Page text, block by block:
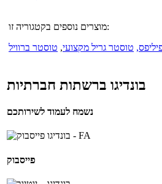
מוצרים נוספים בקטגוריה זו:
טוסטר גריל מקצועי,
בונדיגו ברשתות חברתיות
נשמח לעמוד לשירותכם
פייסבוק